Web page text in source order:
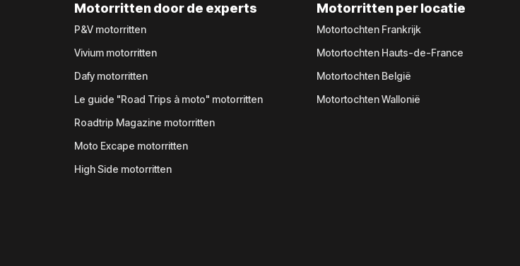
Motorritten door de experts
P&V motorritten
Vivium motorritten
Dafy motorritten
Le guide "Road Trips à moto" motorritten
Roadtrip Magazine motorritten
Moto Excape motorritten
High Side motorritten
Motorritten per locatie
Motortochten Frankrijk
Motortochten Hauts-de-France
Motortochten België
Motortochten Wallonië